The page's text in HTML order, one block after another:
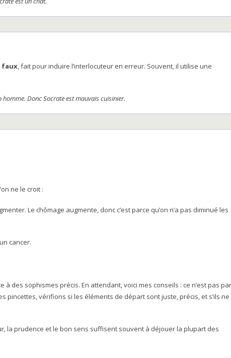
faux, fait pour induire l’interlocuteur en erreur. Souvent, il utilise une
Donc Socrate est mauvais cuisinier.
ne le croit :
Le chômage augmente, donc c’est parce qu’on n’a pas diminué les
cancer.
des sophismes précis. En attendant, voici mes conseils : ce n’est pas
pincettes, vérifions si les éléments de départ sont juste, précis, et s’ils ne
la prudence et le bon sens suffisent souvent à déjouer la plupart des